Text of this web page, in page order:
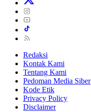
Redaksi
Kontak Kami
Tentang Kami
Pedoman Media Siber
Kode Etik
Privacy Policy
Disclaimer